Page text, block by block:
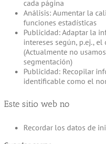
cada página
Análisis: Aumentar la
funciones estadísticas
Publicidad: Adaptar la
intereses según, p.ej.,
(Actualmente no
segmentación)
Publicidad: Recopilar
identificable como el
Este sitio web no
Recordar los datos de